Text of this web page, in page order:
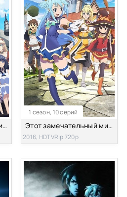
Марш смерти в рапсодию параллельного мирa
1 сезон, 10 серий
Этот замечательный мир! [ТВ-1]
2016, HDTVRip 720p